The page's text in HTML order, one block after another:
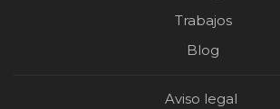
Trabajos
Blog
Aviso legal